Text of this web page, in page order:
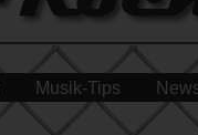
Musik-Tips